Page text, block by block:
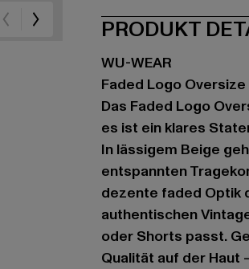
PRODUKT
WU-WEAR
Faded Logo Oversize
Das Faded Logo
es ist ein klares
In lässigem Beige
entspannten
dezente faded Optik
authentischen
oder Shorts passt.
Qualität auf der Haut